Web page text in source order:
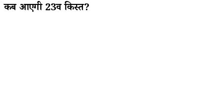
कब आएगी 23वीं किस्त?